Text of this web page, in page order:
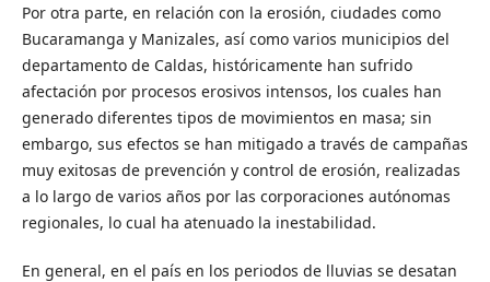
Por otra parte, en relación con la erosión, ciudades como
Bucaramanga y Manizales, así como varios municipios del
departamento de Caldas, históricamente han sufrido
afectación por procesos erosivos intensos, los cuales han
generado diferentes tipos de movimientos en masa; sin
embargo, sus efectos se han mitigado a través de campañas
muy exitosas de prevención y control de erosión, realizadas
a lo largo de varios años por las corporaciones autónomas
regionales, lo cual ha atenuado la inestabilidad.
En general, en el país en los periodos de lluvias se desatan